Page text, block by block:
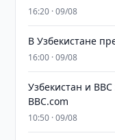
16:20 · 09/08
В Узбекистане
16:00 · 09/08
Узбекистан и
BBC.com
10:50 · 09/08